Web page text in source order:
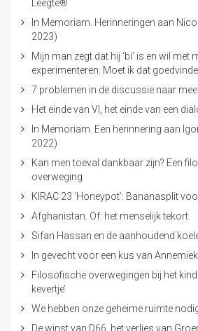
Leegte®
In Memoriam. Herinneringen aan
2023)
Mijn man zegt dat hij ‘bi’ is en wil met
experimenteren. Moet ik dat
7 problemen in de discussie naar
Het einde van VI, het einde van een
In Memoriam. Een herinnering aan
2022)
Kan men toeval dankbaar zijn? Een
overweging
KIRAC 23 ‘Honeypot’: Bananasplit
Afghanistan. Of: het menselijk tekort.
Sifan Hassan en de aanhoudend
In gevecht voor een kus van Annemiek
Filosofische overwegingen bij het
kevertje’
We hebben onze geheime ruimte
De winst van D66, het verlies van